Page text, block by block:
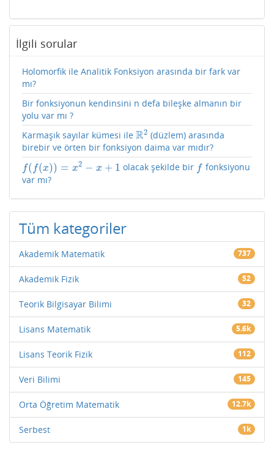
İlgili sorular
Holomorfik ile Analitik Fonksiyon arasında bir fark var
mı?
Bir fonksiyonun kendinsini n defa bileşke almanın bir
yolu var mı ?
Karmaşık sayılar kümesi ile R2
R2 (düzlem) arasında
birebir ve örten bir fonksiyon daima var mıdır?
f( f(x)) = x2 − x + 1
f(f( x))=x2 x+ 1 olacak şekilde bir f
f fonksiyonu
var mı?
Tüm kategoriler
Akademik Matematik 737
Akademik Fizik 52
Teorik Bilgisayar Bilimi 32
Lisans Matematik 5.6k
Lisans Teorik Fizik 112
Veri Bilimi 145
Orta Öğretim Matematik 12.7k
Serbest 1k